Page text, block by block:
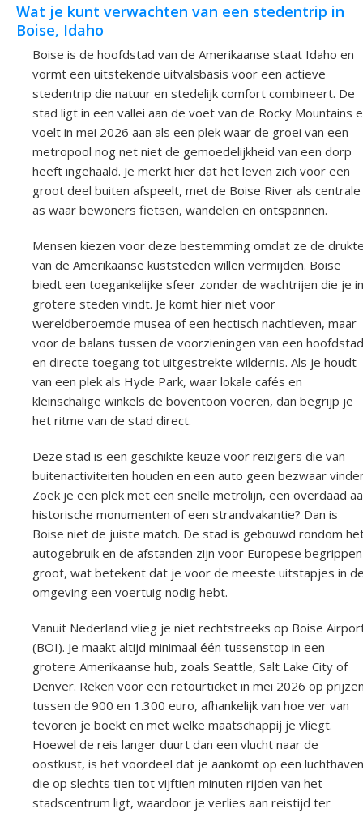
Wat je kunt verwachten van een stedentrip in
Boise, Idaho
Boise is de hoofdstad van de Amerikaanse staat Idaho en
vormt een uitstekende uitvalsbasis voor een actieve
stedentrip die natuur en stedelijk comfort combineert. De
stad ligt in een vallei aan de voet van de Rocky Mountains
voelt in mei 2026 aan als een plek waar de groei van een
metropool nog net niet de gemoedelijkheid van een dorp
heeft ingehaald. Je merkt hier dat het leven zich voor een
groot deel buiten afspeelt, met de Boise River als centrale
as waar bewoners fietsen, wandelen en ontspannen.
Mensen kiezen voor deze bestemming omdat ze de
van de Amerikaanse kuststeden willen vermijden. Boise
biedt een toegankelijke sfeer zonder de wachtrijen die je in
grotere steden vindt. Je komt hier niet voor
wereldberoemde musea of een hectisch nachtleven, maar
voor de balans tussen de voorzieningen van een hoofdstad
en directe toegang tot uitgestrekte wildernis. Als je houdt
van een plek als Hyde Park, waar lokale cafés en
kleinschalige winkels de boventoon voeren, dan begrijp je
het ritme van de stad direct.
Deze stad is een geschikte keuze voor reizigers die van
buitenactiviteiten houden en een auto geen bezwaar
Zoek je een plek met een snelle metrolijn, een overdaad
historische monumenten of een strandvakantie? Dan is
Boise niet de juiste match. De stad is gebouwd rondom
autogebruik en de afstanden zijn voor Europese begrippen
groot, wat betekent dat je voor de meeste uitstapjes in
omgeving een voertuig nodig hebt.
Vanuit Nederland vlieg je niet rechtstreeks op Boise
(BOI). Je maakt altijd minimaal één tussenstop in een
grotere Amerikaanse hub, zoals Seattle, Salt Lake City of
Denver. Reken voor een retourticket in mei 2026 op
tussen de 900 en 1.300 euro, afhankelijk van hoe ver van
tevoren je boekt en met welke maatschappij je vliegt.
Hoewel de reis langer duurt dan een vlucht naar de
oostkust, is het voordeel dat je aankomt op een luchthaven
die op slechts tien tot vijftien minuten rijden van het
stadscentrum ligt, waardoor je verlies aan reistijd ter